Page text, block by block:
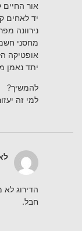
אור החיים
יד לאחים
נירוונה
מחסני
אופטיקה
יתד נאמן
להמשיך?
למי זה
הדירוג לא
חבל.